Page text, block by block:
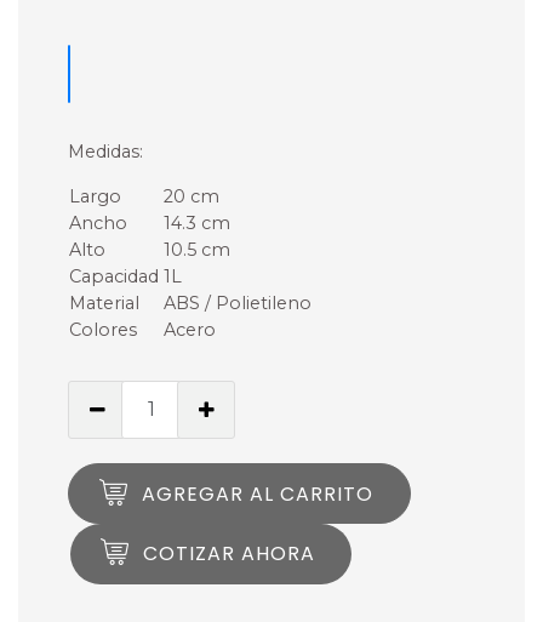
Medidas:
Largo
20 cm
Ancho
14.3 cm
Alto
10.5 cm
Capacidad 1L
Material
ABS / Polietileno
Colores
Acero
AGREGAR AL CARRITO
COTIZAR AHORA